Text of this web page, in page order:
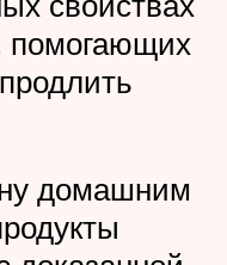
помогающих
домашним